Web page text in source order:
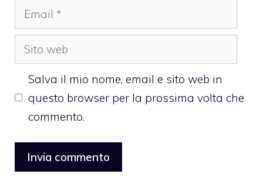
Email
Sito
web
Salva il mio nome, email e sito web in
questo browser per la prossima volta che
commento.